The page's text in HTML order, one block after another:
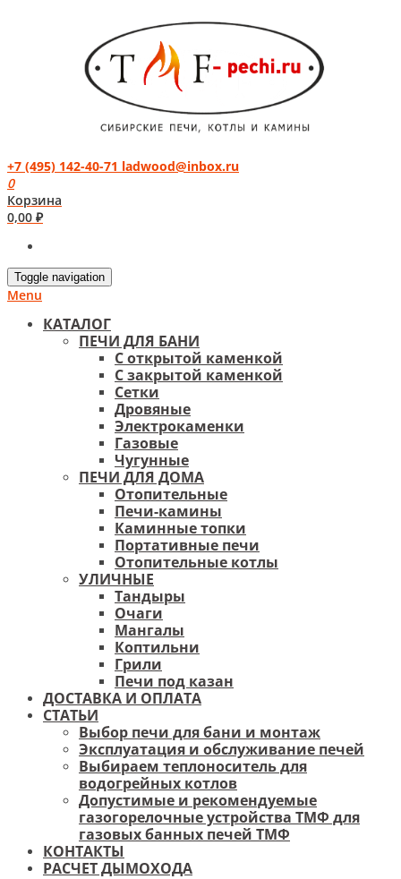
+7 (495) 142-40-71 ladwood@inbox.ru
0
Корзина
0,00 ₽
Toggle navigation
Menu
КАТАЛОГ
ПЕЧИ ДЛЯ БАНИ
С открытой каменкой
С закрытой каменкой
Сетки
Дровяные
Электрокаменки
Газовые
Чугунные
ПЕЧИ ДЛЯ ДОМА
Отопительные
Печи-камины
Каминные топки
Портативные печи
Отопительные котлы
УЛИЧНЫЕ
Тандыры
Очаги
Мангалы
Коптильни
Грили
Печи под казан
ДОСТАВКА И ОПЛАТА
СТАТЬИ
Выбор печи для бани и монтаж
Эксплуатация и обслуживание печей
Выбираем теплоноситель для
водогрейных котлов
Допустимые и рекомендуемые
газогорелочные устройства ТМФ для
газовых банных печей ТМФ
КОНТАКТЫ
РАСЧЕТ ДЫМОХОДА